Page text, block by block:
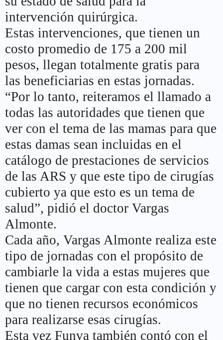
intervención quirúrgica.
Estas intervenciones, que tienen un
costo promedio de 175 a 200 mil
pesos, llegan totalmente gratis para
las beneficiarias en estas jornadas.
“Por lo tanto, reiteramos el llamado a
todas las autoridades que tienen que
ver con el tema de las mamas para que
estas damas sean incluidas en el
catálogo de prestaciones de servicios
de las ARS y que este tipo de cirugías
cubierto ya que esto es un tema de
salud”, pidió el doctor Vargas
Almonte.
Cada año, Vargas Almonte realiza este
tipo de jornadas con el propósito de
cambiarle la vida a estas mujeres que
tienen que cargar con esta condición y
que no tienen recursos económicos
para realizarse esas cirugías.
Esta vez Funva también contó con el